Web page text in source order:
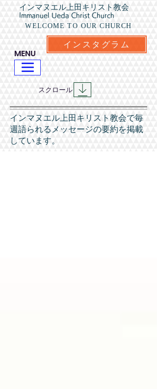
インマヌエル上田キリスト教会
Immanuel Ueda Christ Church
WELCOME TO OUR CHURCH
​MENU
​スクロール
インスタグラム
​インマヌエル上田キリスト教会で毎
週語られるメッセージの要約を掲載
しています。